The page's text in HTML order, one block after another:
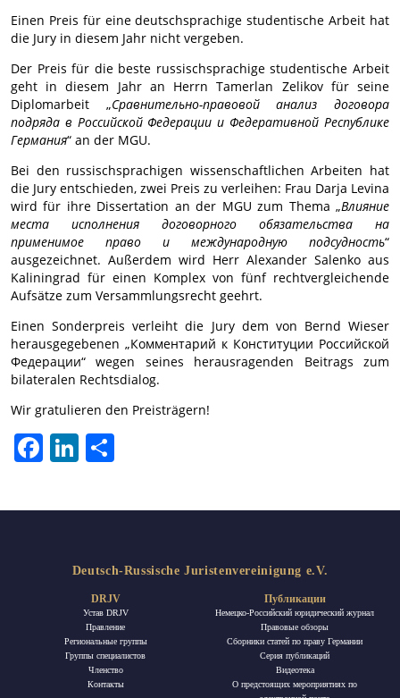
Einen Preis für eine deutschsprachige studentische Arbeit hat
die Jury in diesem Jahr nicht vergeben.
Der Preis für die beste russischsprachige studentische Arbeit
geht in diesem Jahr an Herrn Tamerlan Zelikov für seine
Diplomarbeit „Сравнительно-правовой анализ договора
подряда в Российской Федерации и Федеративной Республике
Германия“ an der MGU.
Bei den russischsprachigen wissenschaftlichen Arbeiten hat
die Jury entschieden, zwei Preis zu verleihen: Frau Darja Levina
wird für ihre Dissertation an der MGU zum Thema „Влияние
места исполнения договорного обязательства на
применимое право и международную подсудность“
ausgezeichnet. Außerdem wird Herr Alexander Salenko aus
Kaliningrad für einen Komplex von fünf rechtvergleichende
Aufsätze zum Versammlungsrecht geehrt.
Einen Sonderpreis verleiht die Jury dem von Bernd Wieser
herausgegebenen „Комментарий к Конституции Российской
Федерации“ wegen seines herausragenden Beitrags zum
bilateralen Rechtsdialog.
Wir gratulieren den Preisträgern!
FacebookLinkedIn
Deutsch-Russische Juristenvereinigung e.V.
DRJV
Устав DRJV
Правление
Региональные группы
Группы специалистов
Членство
Контакты
Публикации
Немецко-Российский юридический журнал
Правовые обзоры
Сборники статей по праву Германии
Ceрия публикаций
Видеотека
О предстоящих мероприятиях по